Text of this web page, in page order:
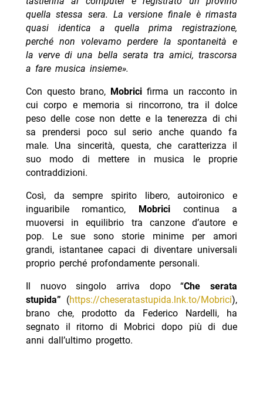
quella stessa sera. La versione finale è rimasta
quasi identica a quella prima registrazione,
perché non volevamo perdere la spontaneità e
la verve di una bella serata tra amici, trascorsa
a fare musica insieme».
Con questo brano, Mobricifirma un racconto in
cui corpo e memoria si rincorrono, tra il dolce
peso delle cose non dette e la tenerezza di chi
sa prendersi poco sul serio anche quando fa
male. Una sincerità, questa, che caratterizza il
suo modo di mettere in musica le proprie
contraddizioni.
Così, da sempre spirito libero, autoironico e
inguaribile romantico,
Mobrici continua a
muoversi in equilibrio tra canzone d’autore e
pop. Le sue sono storie minime per amori
grandi, istantanee capaci di diventare universali
proprio perché profondamente personali.
Il nuovo singolo arriva dopo “Che serata
stupida” (https://cheseratastupida.lnk.to/Mobrici),
brano che, prodotto da Federico Nardelli, ha
segnato il ritorno di Mobrici dopo più di due
anni dall’ultimo progetto.